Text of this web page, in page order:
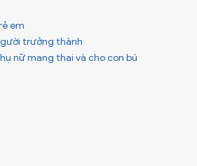
em
trưởng thành
nữ mang thai và cho con bú